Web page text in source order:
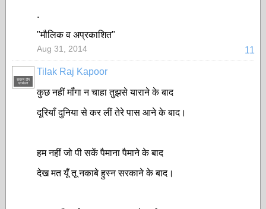
.
"मौलिक व अप्रकाशित"
11
Aug 31, 2014
सदस्य टीम
प्रबंधन
Tilak Raj Kapoor
कुछ नहीं मॉंगा न चाहा तुझसे याराने के बाद
दूरियॉं दुनिया से कर लीं तेरे पास आने के बाद।
हम नहीं जो पी सकें पैमाना पैमाने के बाद
देख मत यूँ तू नकाबे हुस्न सरकाने के बाद।